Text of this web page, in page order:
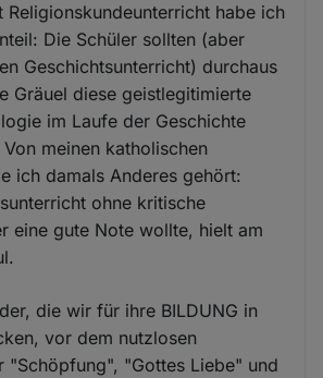
Religionskundeunterricht habe ich
Die Schüler sollten (aber
Geschichtsunterricht) durchaus
Gräuel diese geistlegitimierte
im Laufe der Geschichte
meinen katholischen
ich damals Anderes gehört:
ohne kritische
eine gute Note wollte, hielt am
die wir für ihre BILDUNG in
vor dem nutzlosen
"Schöpfung", "Gottes Liebe" und